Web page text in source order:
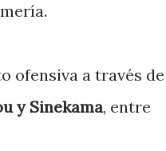
ofensiva a través de
y Sinekama, entre